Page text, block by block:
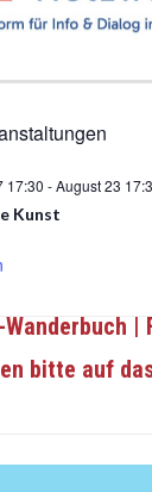
17:30 -August 23
Kunst
|
bitte auf